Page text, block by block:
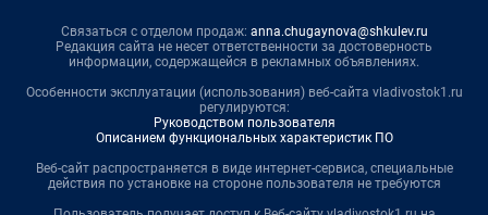
Связаться с отделом продаж: anna.chugaynova@shkulev.ru
Редакция сайта не несет ответственности за достоверность
информации, содержащейся в рекламных объявлениях.
Особенности эксплуатации (использования) веб-сайта vladivostok1.ru
регулируются:
Руководством пользователя
Описанием функциональных характеристик ПО
Веб-сайт распространяется в виде интернет-сервиса, специальные
действия по установке на стороне пользователя не требуются